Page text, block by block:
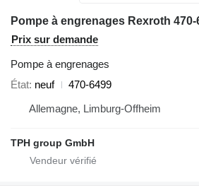
Prix sur demande
Pompe à engrenages
État neuf
470-6499
Allemagne, Limburg-Offheim
TPH group GmbH